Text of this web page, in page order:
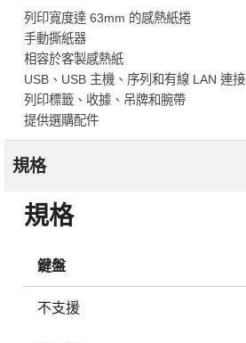
列印寬度達 63mm 的感熱紙捲
手動撕紙器
相容於客製感熱紙
USB、USB 主機、序列和有線 LAN 連接
列印標籤、收據、吊牌和腕帶
提供選購配件
規格
規格
鍵盤
不支援